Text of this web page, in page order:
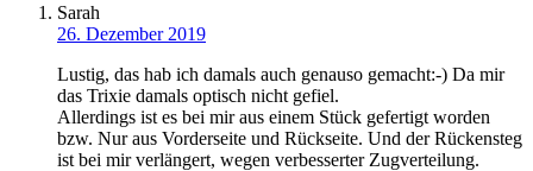
Sarah
26. Dezember 2019
Lustig, das hab ich damals auch genauso gemacht:-) Da mir
das Trixie damals optisch nicht gefiel.
Allerdings ist es bei mir aus einem Stück gefertigt worden
bzw. Nur aus Vorderseite und Rückseite. Und der Rückensteg
ist bei mir verlängert, wegen verbesserter Zugverteilung.